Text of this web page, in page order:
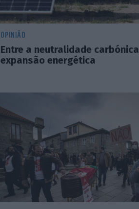
OPINIÃO
Entre a neutralidade
expansão energética